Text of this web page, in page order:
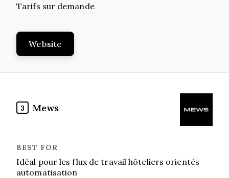
Tarifs sur demande
Website
3 Mews
Idéal pour les flux de travail hôteliers orientés
automatisation